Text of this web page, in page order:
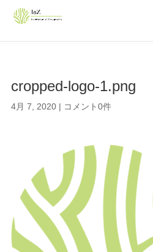
cropped-logo-1.png
4月 7, 2020| コメント0件